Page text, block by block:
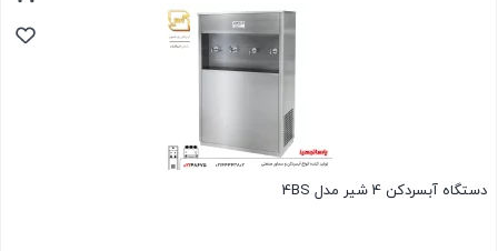
دستگاه آبسردکن 4 شیر مدل 4BS